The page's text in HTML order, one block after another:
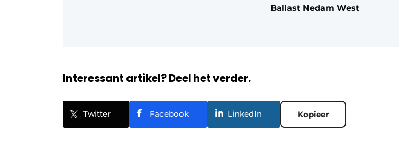
Ballast Nedam West
Interessant artikel? Deel het verder.
Twitter Facebook LinkedIn Kopieer